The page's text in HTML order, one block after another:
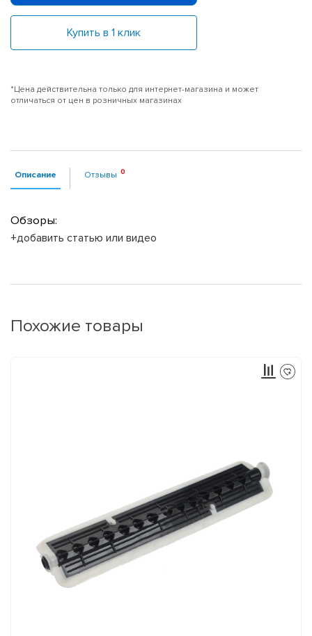
Купить в 1 клик
*Цена действительна только для интернет-магазина и может
отличаться от цен в розничных магазинах
Описание Отзывы
Обзоры:
+добавить статью или видео
Похожие товары